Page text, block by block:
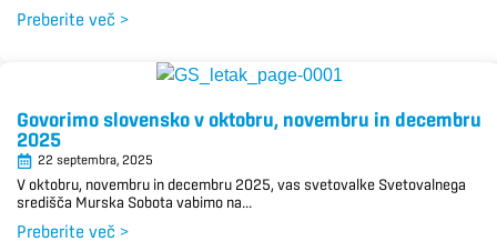
Preberite več >
Govorimo slovensko v oktobru, novembru in decembru
2025
22 septembra, 2025
V oktobru, novembru in decembru 2025, vas svetovalke Svetovalnega
središča Murska Sobota vabimo na...
Preberite več >